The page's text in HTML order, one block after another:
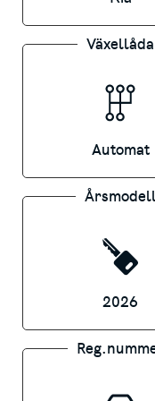
Adaptiv
Uppvärmda
490 Liter
FINANS, 36
FRÅGA DIN
Växellåda
Automat
2026